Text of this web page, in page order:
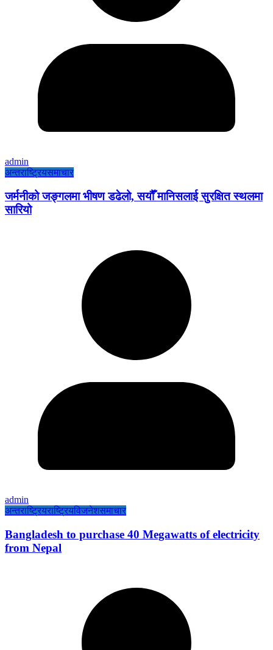
admin
अन्तराष्ट्रियसमाचार
जर्मनीको जङ्गलमा भीषण डढेलो, सयौँ मानिसलाई सुरक्षित स्थलमा
सारियो
admin
अन्तराष्ट्रियराष्ट्रियविजनेशसमाचार
Bangladesh to purchase 40 Megawatts of electricity
from Nepal